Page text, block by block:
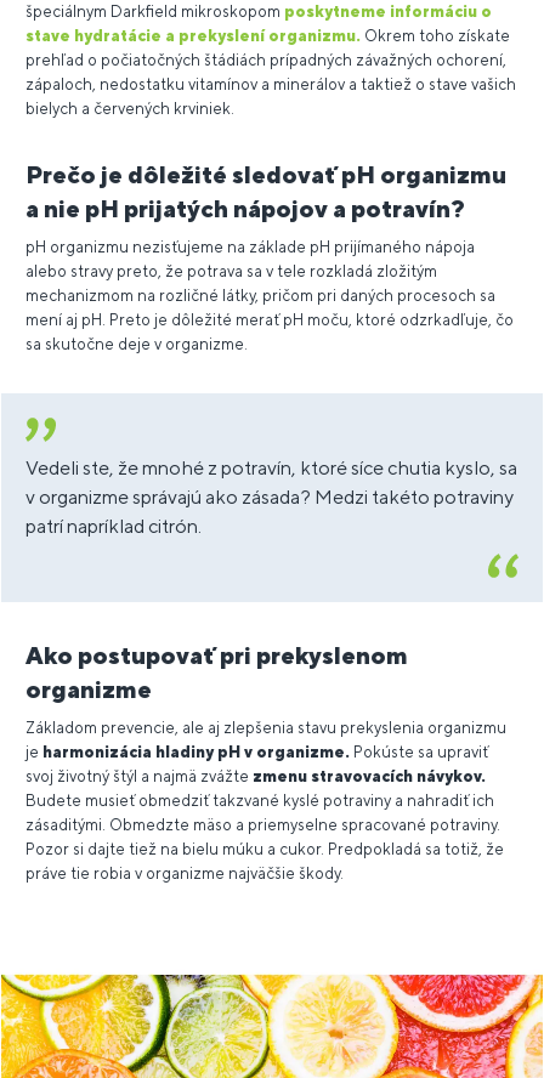
špeciálnym Darkfield mikroskopom poskytneme informáciu o
stave hydratácie a prekyslení organizmu. Okrem toho získate
prehľad o počiatočných štádiách prípadných závažných ochorení,
zápaloch, nedostatku vitamínov a minerálov a taktiež o stave vašich
bielych a červených krviniek.
Prečo je dôležité sledovať pH organizmu
a nie pH prijatých nápojov a potravín?
pH organizmu nezisťujeme na základe pH prijímaného nápoja
alebo stravy preto, že potrava sa v tele rozkladá zložitým
mechanizmom na rozličné látky, pričom pri daných procesoch sa
mení aj pH. Preto je dôležité merať pH moču, ktoré odzrkadľuje, čo
sa skutočne deje v organizme.
Vedeli ste, že mnohé z potravín, ktoré síce chutia kyslo, sa
v organizme správajú ako zásada? Medzi takéto potraviny
patrí napríklad citrón.
Ako postupovať pri prekyslenom
organizme
Základom prevencie, ale aj zlepšenia stavu prekyslenia organizmu
je harmonizácia hladiny pH v organizme. Pokúste sa upraviť
svoj životný štýl a najmä zvážte zmenu stravovacích návykov.
Budete musieť obmedziť takzvané kyslé potraviny a nahradiť ich
zásaditými. Obmedzte mäso a priemyselne spracované potraviny.
Pozor si dajte tiež na bielu múku a cukor. Predpokladá sa totiž, že
práve tie robia v organizme najväčšie škody.